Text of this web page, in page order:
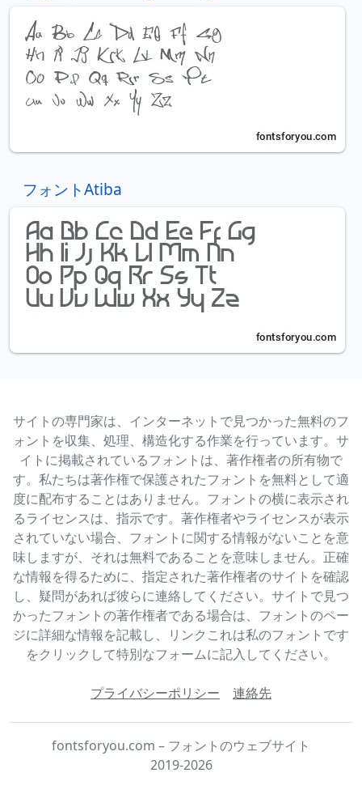
フォントAtiba
サイトの専門家は、インターネットで見つかった無料のフ
ォントを収集、処理、構造化する作業を行っています。サ
イトに掲載されているフォントは、著作権者の所有物で
す。私たちは著作権で保護されたフォントを無料として適
度に配布することはありません。フォントの横に表示され
るライセンスは、指示です。著作権者やライセンスが表示
されていない場合、フォントに関する情報がないことを意
味しますが、それは無料であることを意味しません。正確
な情報を得るために、指定された著作権者のサイトを確認
し、疑問があれば彼らに連絡してください。サイトで見つ
かったフォントの著作権者である場合は、フォントのペー
ジに詳細な情報を記載し、リンクこれは私のフォントです
をクリックして特別なフォームに記入してください。
プライバシーポリシー 連絡先
fontsforyou.com – フォントのウェブサイト
2019-2026